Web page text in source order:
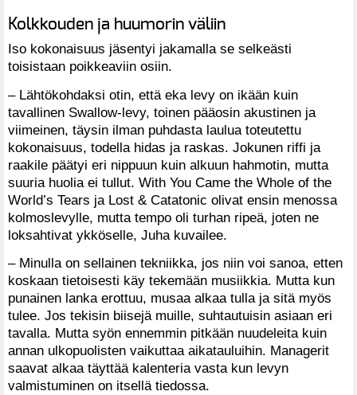
Kolkkouden ja huumorin väliin
Iso kokonaisuus jäsentyi jakamalla se selkeästi
toisistaan poikkeaviin osiin.
– Lähtökohdaksi otin, että eka levy on ikään kuin
tavallinen Swallow-levy, toinen pääosin akustinen ja
viimeinen, täysin ilman puhdasta laulua toteutettu
kokonaisuus, todella hidas ja raskas. Jokunen riffi ja
raakile päätyi eri nippuun kuin alkuun hahmotin, mutta
suuria huolia ei tullut. With You Came the Whole of the
World’s Tears ja Lost & Catatonic olivat ensin menossa
kolmoslevylle, mutta tempo oli turhan ripeä, joten ne
loksahtivat ykköselle, Juha kuvailee.
– Minulla on sellainen tekniikka, jos niin voi sanoa, etten
koskaan tietoisesti käy tekemään musiikkia. Mutta kun
punainen lanka erottuu, musaa alkaa tulla ja sitä myös
tulee. Jos tekisin biisejä muille, suhtautuisin asiaan eri
tavalla. Mutta syön ennemmin pitkään nuudeleita kuin
annan ulkopuolisten vaikuttaa aikatauluihin. Managerit
saavat alkaa täyttää kalenteria vasta kun levyn
valmistuminen on itsellä tiedossa.